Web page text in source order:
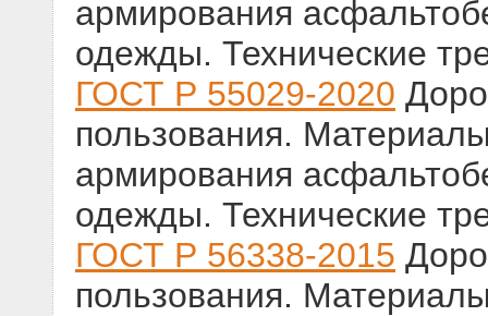
армирования
одежды. Технические
ГОСТ Р 55029-2020
пользования.
армирования
одежды. Технические
ГОСТ Р 56338-2015
пользования.